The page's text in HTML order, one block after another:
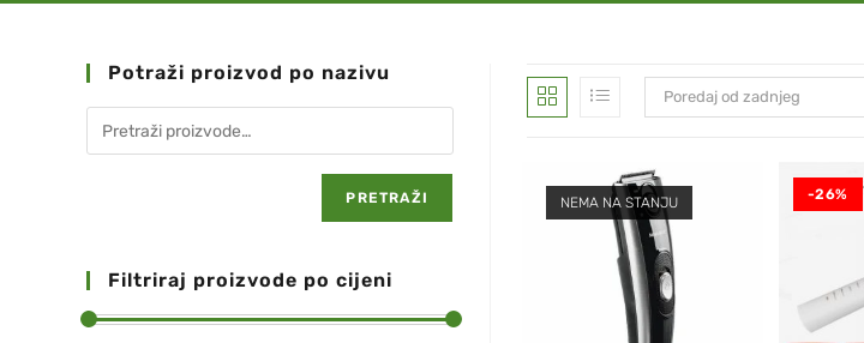
Poredaj od zadnjeg
NEMA NA STANJU
-26%
Potraži proizvod po nazivu
PRETRAŽI
Filtriraj proizvode po cijeni